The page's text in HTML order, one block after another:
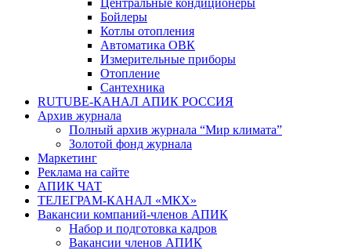
Бойлеры
Котлы отопления
Автоматика ОВК
Измерительные приборы
Отопление
Сантехника
RUTUBE-КАНАЛ АПИК РОССИЯ
Архив журнала
Полный архив журнала “Мир климата”
Золотой фонд журнала
Маркетинг
Реклама на сайте
АПИК ЧАТ
ТЕЛЕГРАМ-КАНАЛ «МКХ»
Вакансии компаний-членов АПИК
Набор и подготовка кадров
Вакансии членов АПИК